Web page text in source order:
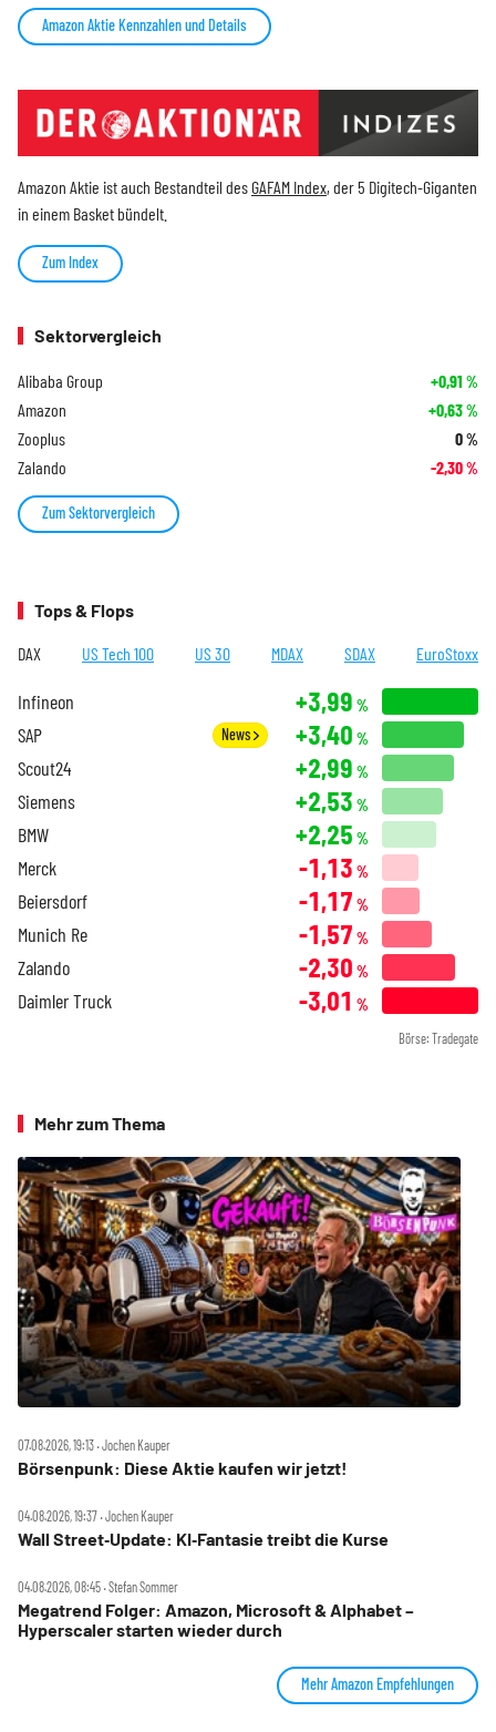
Amazon Aktie Kennzahlen und Details
Amazon Aktie ist auch Bestandteil desGAFAM Index, der 5 Digitech-Giganten
in einem Basket bündelt.
Zum Index
Sektorvergleich
Alibaba Group +0,91 %
Amazon +0,63%
Zooplus 0%
Zalando -2,30%
Zum Sektorvergleich
Tops & Flops
DAX US Tech 100 US 30 MDAX SDAX EuroStoxx
Infineon +3,99 %
SAP News +3,40 %
Scout24 +2,99 %
Siemens +2,53 %
BMW +2,25 %
Merck -1,13 %
Beiersdorf -1,17 %
Munich Re -1,57 %
Zalando -2,30 %
Daimler Truck -3,01 %
Börse: Tradegate
Mehr zum Thema
07.08.2026, 19:13 ‧ Jochen Kauper
Börsenpunk: Diese Aktie kaufen wir jetzt!
04.08.2026, 19:37 ‧ Jochen Kauper
Wall Street‑Update: KI‑Fantasie treibt die Kurse
04.08.2026, 08:45 ‧ Stefan Sommer
Megatrend Folger: Amazon, Microsoft & Alphabet –
Hyperscaler starten wieder durch
Mehr Amazon Empfehlungen